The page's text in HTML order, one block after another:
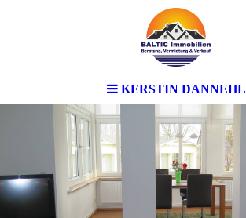
KERSTIN DANNEHL